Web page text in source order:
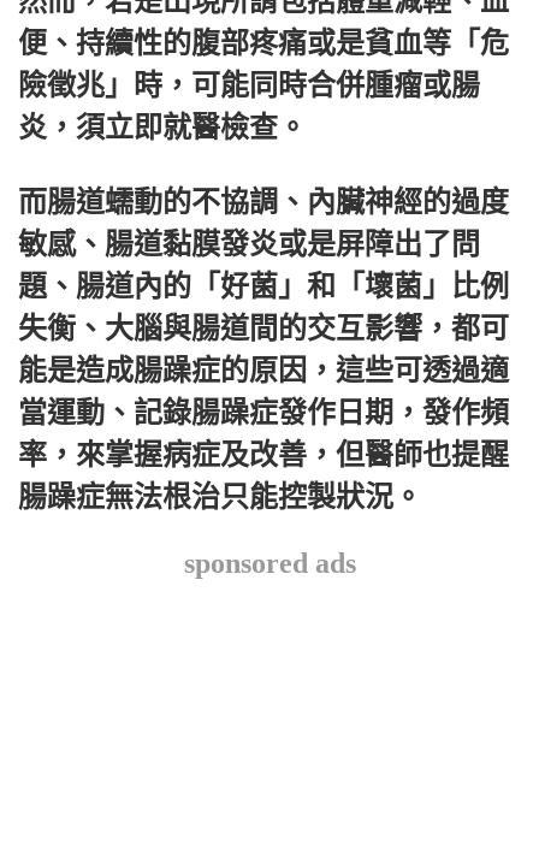
便、持續性的腹部疼痛或是貧血等「危
險徵兆」時，可能同時合併腫瘤或腸
炎，須立即就醫檢查。
而腸道蠕動的不協調、內臟神經的過度
敏感、腸道黏膜發炎或是屏障出了問
題、腸道內的「好菌」和「壞菌」比例
失衡、大腦與腸道間的交互影響，都可
能是造成腸躁症的原因，這些可透過適
當運動、記錄腸躁症發作日期，發作頻
率，來掌握病症及改善，但醫師也提醒
腸躁症無法根治只能控製狀況。
sponsored ads